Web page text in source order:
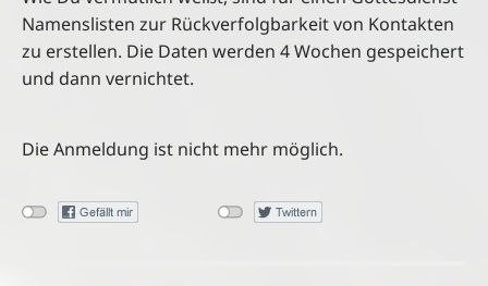
Namenslisten zur Rückverfolgbarkeit von Kontakten
zu erstellen. Die Daten werden 4 Wochen gespeichert
und dann vernichtet.
Die Anmeldung ist nicht mehr möglich.